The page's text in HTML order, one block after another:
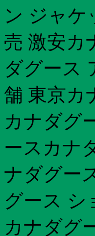
ン ジャケ
売 激安カ
ダグース
舗 東京カ
カナダグ
ースカナ
ナダグー
グース シ
カナダグ